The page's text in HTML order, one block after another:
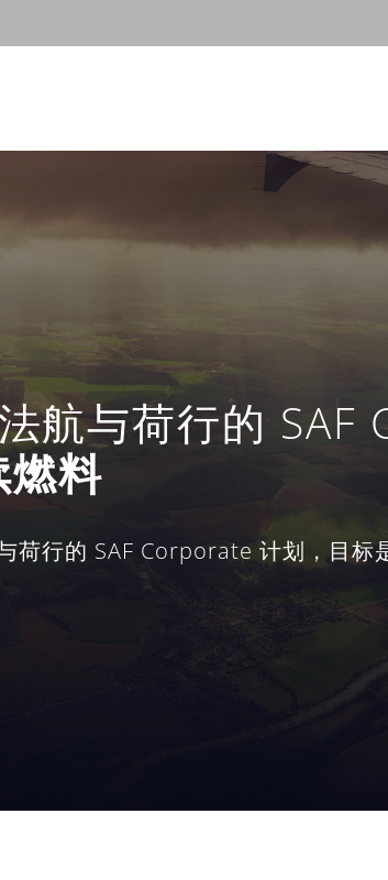
航与荷行的 SAF
料
荷行的 SAF Corporate 计划，目标